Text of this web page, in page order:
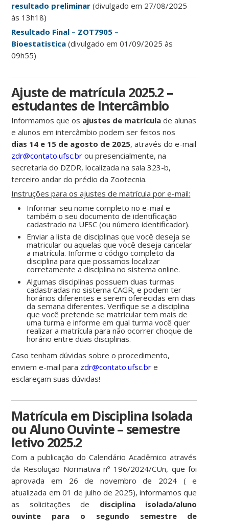
resultado preliminar (divulgado em 27/08/2025
às 13h18)
Resultado Final – ZOT7905 –
Bioestatistica (divulgado em 01/09/2025 às
09h55)
Ajuste de matrícula 2025.2 –
estudantes de Intercâmbio
Informamos que os ajustes de matrícula de alunas
e alunos em intercâmbio podem ser feitos nos
dias 14 e 15 de agosto de 2025, através do e-mail
zdr@contato.ufsc.br ou presencialmente, na
secretaria do DZDR, localizada na sala 323-b,
terceiro andar do prédio da Zootecnia.
Instruções para os ajustes de matrícula por e-mail:
Informar seu nome completo no e-mail e
também o seu documento de identificação
cadastrado na UFSC (ou número identificador).
Enviar a lista de disciplinas que você deseja se
matricular ou aquelas que você deseja cancelar
a matrícula. Informe o código completo da
disciplina para que possamos localizar
corretamente a disciplina no sistema online.
Algumas disciplinas possuem duas turmas
cadastradas no sistema CAGR, e podem ter
horários diferentes e serem oferecidas em dias
da semana diferentes. Verifique se a disciplina
que você pretende se matricular tem mais de
uma turma e informe em qual turma você quer
realizar a matrícula para não ocorrer choque de
horário entre duas disciplinas.
Caso tenham dúvidas sobre o procedimento,
enviem e-mail para zdr@contato.ufsc.br e
esclareçam suas dúvidas!
Matrícula em Disciplina Isolada
ou Aluno Ouvinte – semestre
letivo 2025.2
Com a publicação do Calendário Acadêmico através
da Resolução Normativa nº 196/2024/CUn, que foi
aprovada em 26 de novembro de 2024 ( e
atualizada em 01 de julho de 2025), informamos que
as solicitações de disciplina isolada/aluno
ouvinte para o segundo semestre de